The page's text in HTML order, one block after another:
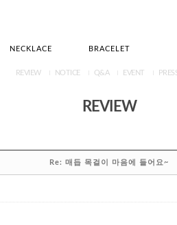
NECKLACE BRACELET
REVIEW NOTICE Q&A EVENT
REVIEW
Re: 매듭 목걸이 마음에 들어요~